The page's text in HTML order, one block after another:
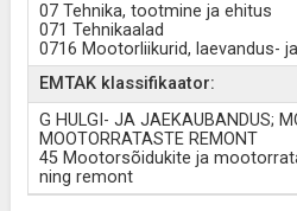
07 Tehnika, tootmine ja ehitus
071 Tehnikaalad
0716 Mootorliikurid, laevandus-
EMTAK klassifikaator:
G HULGI- JA JAEKAUBANDUS;
MOOTORRATASTE REMONT
45 Mootorsõidukite ja
ning remont